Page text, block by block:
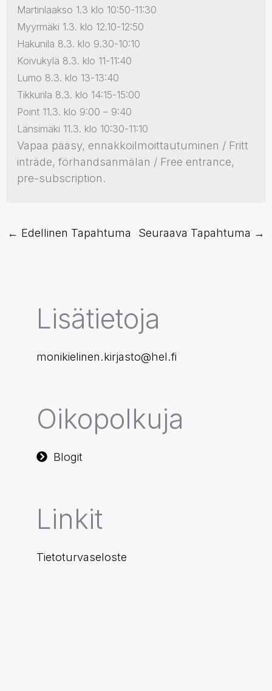
Martinlaakso 1.3 klo 10:50-11:30
Myyrmäki 1.3. klo 12.10-12:50
Hakunila 8.3. klo 9.30-10:10
Koivukylä 8.3. klo 11-11:40
Lumo 8.3. klo 13-13:40
Tikkurila 8.3. klo 14:15-15:00
Point 11.3. klo 9:00 – 9:40
Länsimäki 11.3. klo 10:30-11:10
Vapaa pääsy, ennakkoilmoittautuminen / Fritt
inträde, förhandsanmälan / Free entrance,
pre-subscription.
← Edellinen Tapahtuma Seuraava Tapahtuma →
Lisätietoja
monikielinen.kirjasto@hel.fi
Oikopolkuja
Blogit
Linkit
Tietoturvaseloste